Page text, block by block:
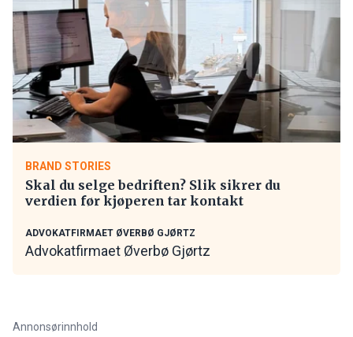
BRAND STORIES
Skal du selge bedriften? Slik sikrer du
verdien før kjøperen tar kontakt
ADVOKATFIRMAET ØVERBØ GJØRTZ
Advokatfirmaet Øverbø Gjørtz
Annonsørinnhold